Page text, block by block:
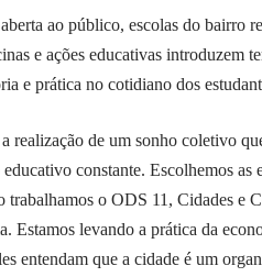
ao público, escolas do bairro
e ações educativas introduzem
e prática no cotidiano dos
realização de um sonho coletivo
constante. Escolhemos
trabalhamos o ODS 11, Cidades e
Estamos levando a prática da
entendam que a cidade é um